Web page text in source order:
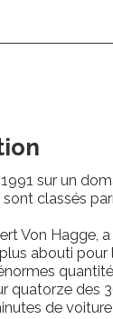
sur un
classés
Von Hagge,
abouti
quatorze des
de voiture